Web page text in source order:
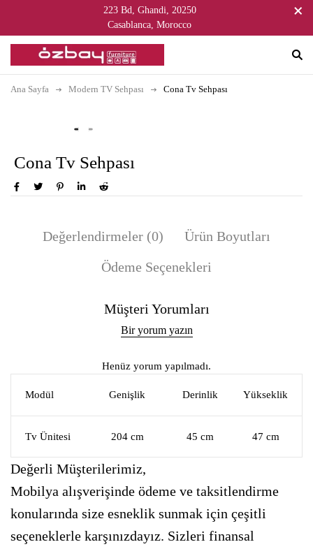
223 Bd, Ghandi, 20250
Casablanca, Morocco
Ana Sayfa Modern TV Sehpası Cona Tv Sehpası
Cona Tv Sehpası
Değerlendirmeler (0)
Ürün Boyutları
Ödeme Seçenekleri
Müşteri Yorumları
Bir yorum yazın
Henüz yorum yapılmadı.
Modül Genişlik Derinlik Yükseklik
Tv Ünitesi 204 cm 45 cm 47 cm
Değerli Müşterilerimiz,
Mobilya alışverişinde ödeme ve taksitlendirme
konularında size esneklik sunmak için çeşitli
seçeneklerle karşınızdayız. Sizleri finansal